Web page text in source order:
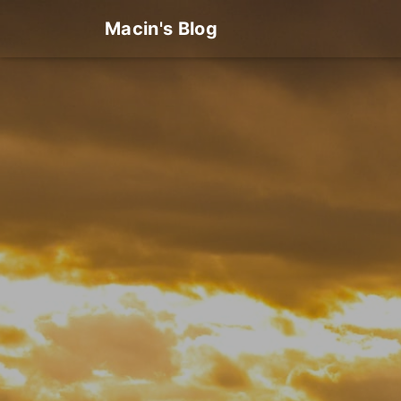
Macin's Blog